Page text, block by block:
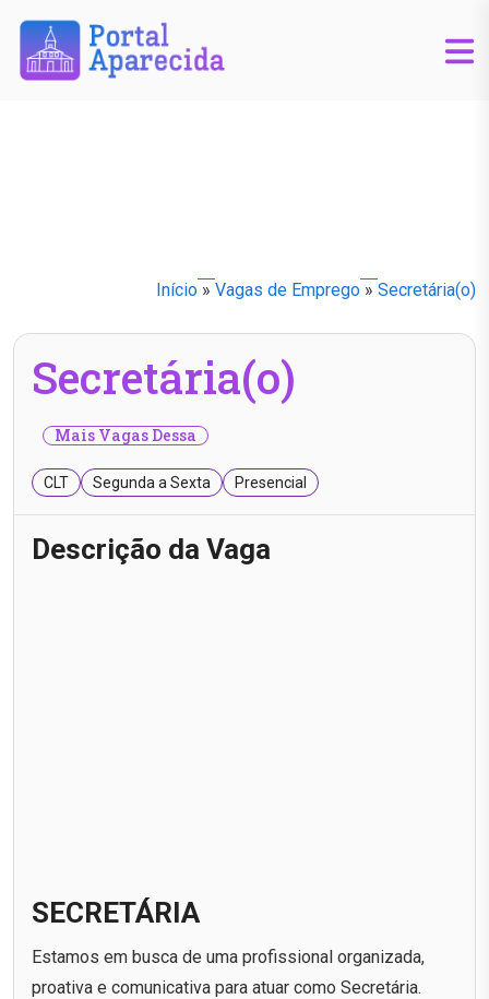
Início » Vagas de Emprego » Secretária(o)
Secretária(o)
Mais Vagas Dessa
CLT Segunda a Sexta Presencial
Descrição da Vaga
SECRETÁRIA
Estamos em busca de uma profissional organizada,
proativa e comunicativa para atuar como Secretária.